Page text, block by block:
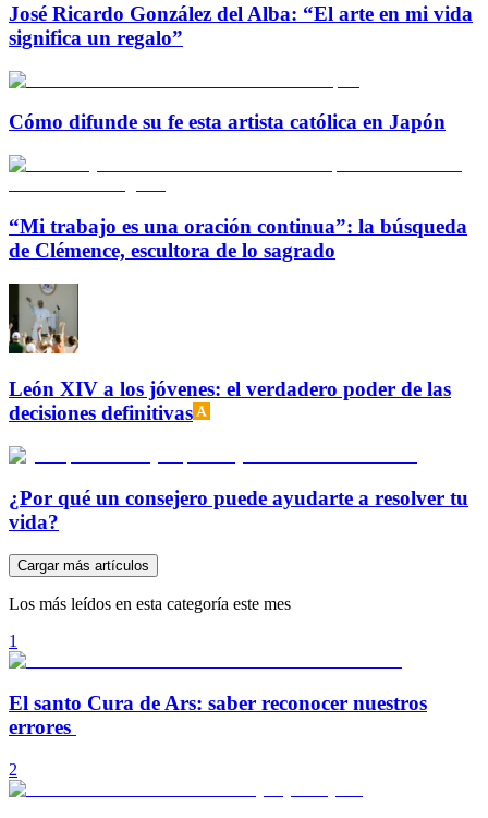
José Ricardo González del Alba: “El arte en mi vida
significa un regalo”
Cómo difunde su fe esta artista católica en Japón
“Mi trabajo es una oración continua”: la búsqueda
de Clémence, escultora de lo sagrado
León XIV a los jóvenes: el verdadero poder de las
decisiones definitivas
¿Por qué un consejero puede ayudarte a resolver tu
vida?
Cargar más artículos
Los más leídos en esta categoría este mes
1
El santo Cura de Ars: saber reconocer nuestros
errores
2